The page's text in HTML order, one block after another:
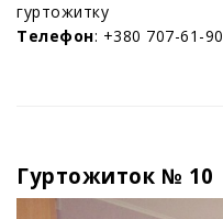
гуртожитку
Телефон: +380 707-61-90
Гуртожиток № 10